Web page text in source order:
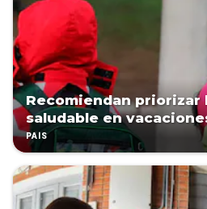
Recomiendan priorizar
saludable en
PAÍS